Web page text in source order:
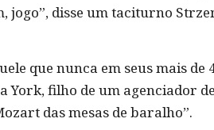
jogo”, disse um taciturno
que nunca em seus mais
York, filho de um agenciador
das mesas de baralho”.